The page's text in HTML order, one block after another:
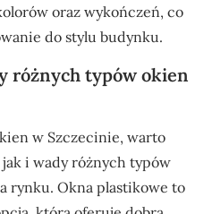
oraz wykończeń, co
do stylu budynku.
różnych typów okien
w Szczecinie, warto
i wady różnych typów
rynku. Okna plastikowe to